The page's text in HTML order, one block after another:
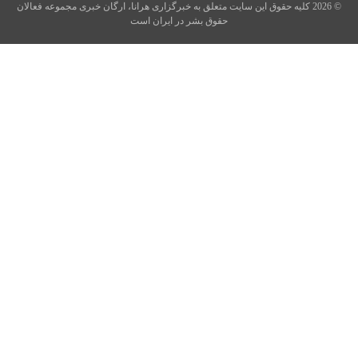
© 2026 کلیه حقوق این سایت متعلق به خبرگزاری هرانا، ارگان خبری مجموعه فعالان
حقوق بشر در ایران است